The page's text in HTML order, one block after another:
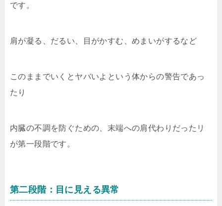
です。
肩が凝る、だるい、目がかすむ、めまいがするなど
このままでいくとヤバいよという体からの警告であっ
たり
内臓の不調を防ぐための、末端への肩代わりだったリ
が第一段階です。
第二段階：目に見える異常